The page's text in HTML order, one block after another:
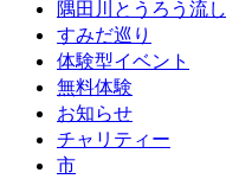
隅田川とうろう流し
すみだ巡り
体験型イベント
無料体験
お知らせ
チャリティー
市